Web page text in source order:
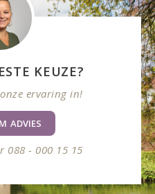
KEUZE?
ervaring in!
ADVIES
088 - 000 15 15